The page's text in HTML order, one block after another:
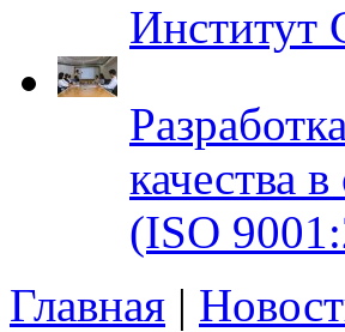
Институт
качества
(ISO
Главная |